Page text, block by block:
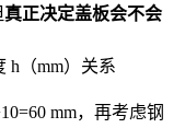
真正决定盖板会不会
h（mm）关系
mm，再考虑钢